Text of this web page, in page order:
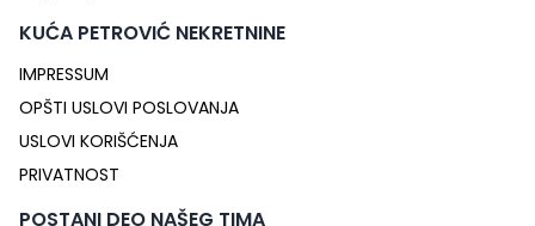
KUĆA PETROVIĆ NEKRETNINE
IMPRESSUM
OPŠTI USLOVI POSLOVANJA
USLOVI KORIŠĆENJA
PRIVATNOST
POSTANI DEO NAŠEG TIMA